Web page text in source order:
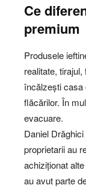
Ce
premium
Produsele
realitate,
încălzești casa
flăcărilor. În
evacuare.
Daniel
proprietarii au
achiziționat
au avut parte